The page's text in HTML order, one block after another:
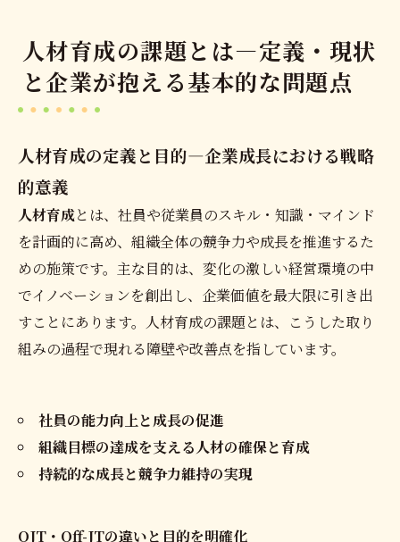
プ
人材育成の費用相場・投資対効果と予算最適化
会社概要
人材育成の課題とは―定義・現状
と企業が抱える基本的な問題点
人材育成の定義と目的―企業成長における戦略
的意義
人材育成とは、社員や従業員のスキル・知識・マインド
を計画的に高め、組織全体の競争力や成長を推進するた
めの施策です。主な目的は、変化の激しい経営環境の中
でイノベーションを創出し、企業価値を最大限に引き出
すことにあります。人材育成の課題とは、こうした取り
組みの過程で現れる障壁や改善点を指しています。
社員の能力向上と成長の促進
組織目標の達成を支える人材の確保と育成
持続的な成長と競争力維持の実現
OJT・Off-JTの違いと目的を明確化